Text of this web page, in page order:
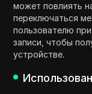
может повлиять
переключаться
пользователю
записи, чтобы
устройстве.